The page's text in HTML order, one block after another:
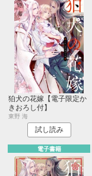
狛犬の花嫁【電子限定か
きおろし付】
東野 海
試し読み
電子書籍